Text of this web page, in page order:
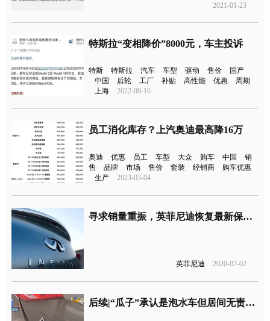
2021-01-23
特斯拉“变相降价”8000元，车主投诉
特斯 特斯拉 汽车 车型 驱动 售价
国产
中国
后轮 工厂 补贴 高性能 优惠
周期
上海
2022-09-16
员工消化库存？上汽奥迪最高降16万
奥迪 优惠 员工 车型 大众 购车 中国
销
售
品牌 市场 售价 套装 经销商
购车优惠
生产
2023-03-04
寻求销量重振，英菲尼迪恢复最新保养政策
英菲尼迪 2020-07-02
后续|“瓜子”承认是泡水车但居间无责，车主上诉要求退一赔三